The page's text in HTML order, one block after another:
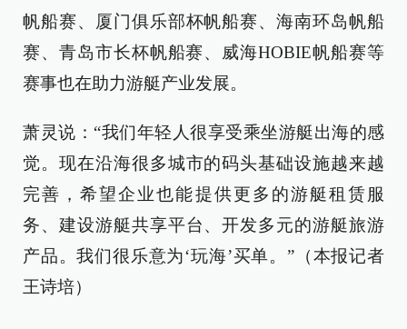
帆船赛、厦门俱乐部杯帆船赛、海南环岛帆船
赛、青岛市长杯帆船赛、威海HOBIE帆船赛等
赛事也在助力游艇产业发展。
萧灵说：“我们年轻人很享受乘坐游艇出海的感
觉。现在沿海很多城市的码头基础设施越来越
完善，希望企业也能提供更多的游艇租赁服
务、建设游艇共享平台、开发多元的游艇旅游
产品。我们很乐意为‘玩海’买单。”（本报记者
王诗培）